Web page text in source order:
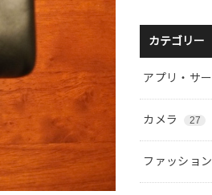
カテゴリー
アプリ・サ
カメラ 27
ファッション